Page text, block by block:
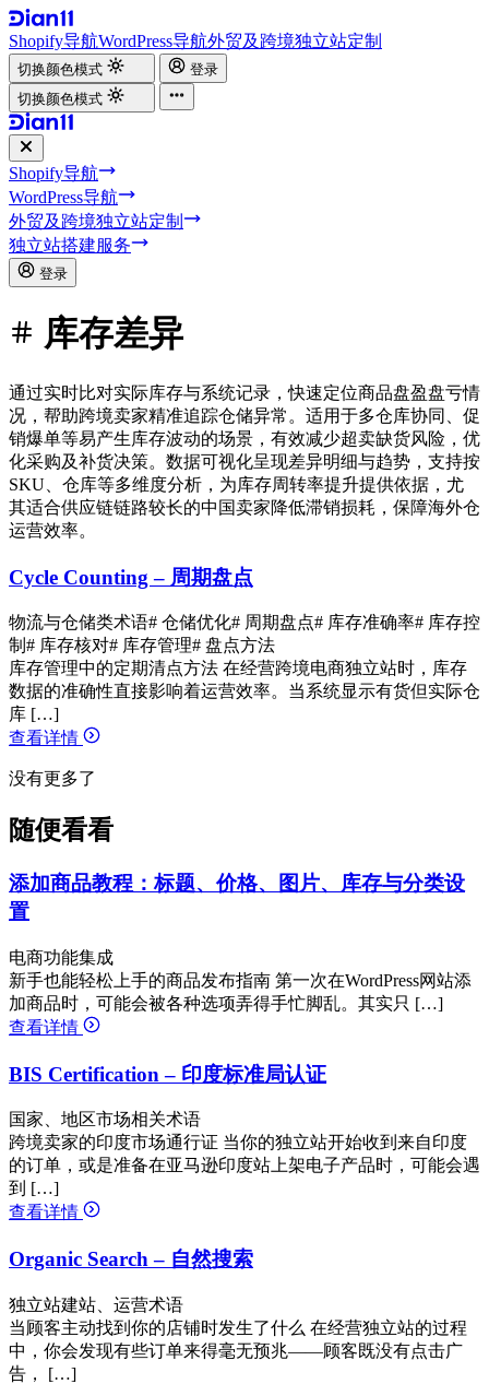
Shopify导航WordPress导航外贸及跨境独立站定制
切换颜色模式
登录
切换颜色模式
Shopify导航
WordPress导航
外贸及跨境独立站定制
独立站搭建服务
登录
库存差异
通过实时比对实际库存与系统记录，快速定位商品盘盈盘亏情
况，帮助跨境卖家精准追踪仓储异常。适用于多仓库协同、促
销爆单等易产生库存波动的场景，有效减少超卖缺货风险，优
化采购及补货决策。数据可视化呈现差异明细与趋势，支持按
SKU、仓库等多维度分析，为库存周转率提升提供依据，尤
其适合供应链链路较长的中国卖家降低滞销损耗，保障海外仓
运营效率。
Cycle Counting – 周期盘点
物流与仓储类术语# 仓储优化# 周期盘点# 库存准确率# 库存控
制 # 库存核对# 库存管理# 盘点方法
库存管理中的定期清点方法 在经营跨境电商独立站时，库存
数据的准确性直接影响着运营效率。当系统显示有货但实际仓
库 […]
查看详情
没有更多了
随便看看
添加商品教程：标题、价格、图片、库存与分类设
置
电商功能集成
新手也能轻松上手的商品发布指南 第一次在WordPress网站添
加商品时，可能会被各种选项弄得手忙脚乱。其实只 […]
查看详情
BIS Certification – 印度标准局认证
国家、地区市场相关术语
跨境卖家的印度市场通行证 当你的独立站开始收到来自印度
的订单，或是准备在亚马逊印度站上架电子产品时，可能会遇
到 […]
查看详情
Organic Search – 自然搜索
独立站建站、运营术语
当顾客主动找到你的店铺时发生了什么 在经营独立站的过程
中，你会发现有些订单来得毫无预兆——顾客既没有点击广
告， […]